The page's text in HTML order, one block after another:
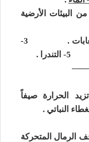
البيئات الأرضية
الصحراء . 2- الغابات . 3-
الحرارة صيفاً
النباتي .
الرمال المتحركة